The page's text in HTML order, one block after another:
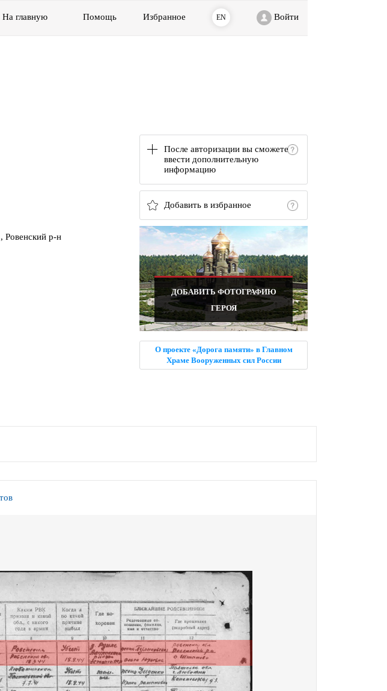
На главную Помощь Избранное EN Войти
После авторизации вы сможете
ввести дополнительную
информацию
Добавить в избранное
ДОБАВИТЬ ФОТОГРАФИЮ
ГЕРОЯ
О проекте «Дорога памяти» в Главном
Храме Вооруженных сил России
Ровенский р-н